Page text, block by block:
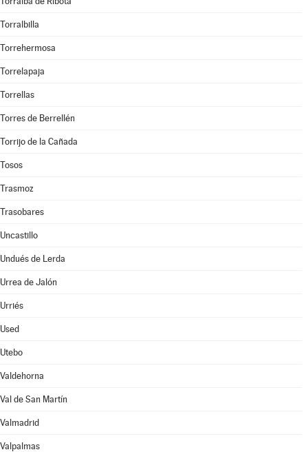
Torralbilla
Torrehermosa
Torrelapaja
Torrellas
Torres de Berrellén
Torrijo de la Cañada
Tosos
Trasmoz
Trasobares
Uncastillo
Undués de Lerda
Urrea de Jalón
Urriés
Used
Utebo
Valdehorna
Val de San Martín
Valmadrid
Valpalmas